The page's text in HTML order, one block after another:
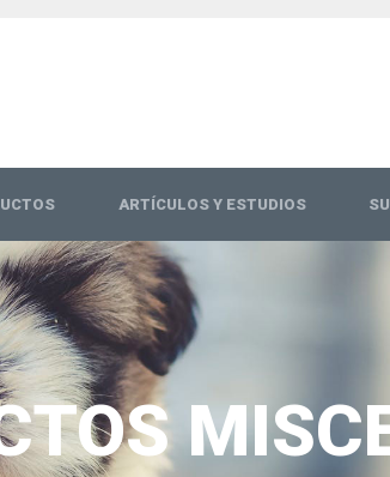
ARTÍCULOS Y ESTUDIOS